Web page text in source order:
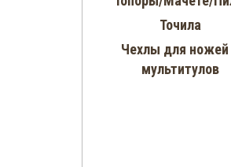
Точила
Чехлы для ножей
мультитулов